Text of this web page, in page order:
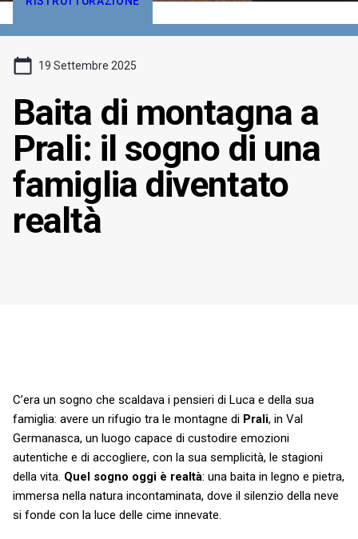
19 Settembre 2025
Baita di montagna a
Prali: il sogno di una
famiglia diventato
realtà
C’era un sogno che scaldava i pensieri di Luca e della sua
famiglia: avere un rifugio tra le montagne di Prali, in Val
Germanasca, un luogo capace di custodire emozioni
autentiche e di accogliere, con la sua semplicità, le stagioni
della vita. Quel sogno oggi è realtà: una baita in legno e pietra,
immersa nella natura incontaminata, dove il silenzio della neve
si fonde con la luce delle cime innevate.